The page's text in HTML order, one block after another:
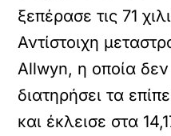
ξεπέρασε τις 71
Αντίστοιχη
Allwyn, η οποία
διατηρήσει τα
και έκλεισε στα